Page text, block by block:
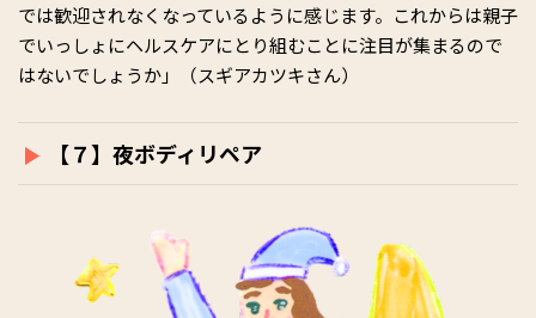
では歓迎されなくなっているように感じます。これからは親子
でいっしょにヘルスケアにとり組むことに注目が集まるので
はないでしょうか」（スギアカツキさん）
【７】夜ボディリペア